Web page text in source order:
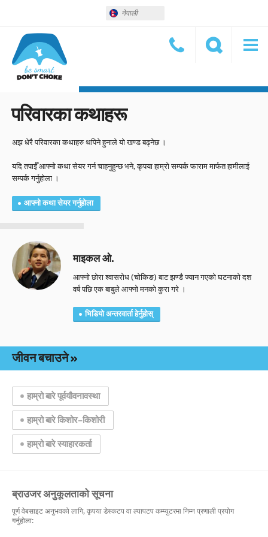
नेपाली
परिवारका कथाहरू
अझ धेरै परिवारका कथाहरु थपिने हुनाले यो खण्ड बढ्नेछ ।
यदि तपाईँ आफ्नो कथा सेयर गर्न चाहनुहुन्छ भने, कृपया हाम्रो सम्पर्क फाराम मार्फत हामीलाई
सम्पर्क गर्नुहोला ।
आफ्नो कथा सेयर गर्नुहोला
माइकल ओ.
आफ्नो छोरा श्वासरोध (चोकिङ) बाट झण्डै ज्यान गएको घटनाको दश
वर्ष पछि एक बाबुले आफ्नो मनको कुरा गरे ।
भिडियो अन्तरवार्ता हेर्नुहोस्
जीवन बचाउने
हाम्रो बारे पूर्वयौवनावस्था
हाम्रो बारे किशोर–किशोरी
हाम्रो बारे स्याहारकर्ता
ब्राउजर अनुकूलताको सूचना
पूर्ण वेबसाइट अनुभवको लागि, कृपया डेस्कटप वा ल्यापटप कम्प्युटरमा निम्न प्रणाली प्रयोग
गर्नुहोला: